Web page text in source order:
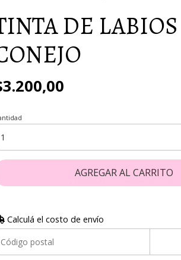
DE LABIOS
AGREGAR AL CARRITO
Calculá el costo de envío